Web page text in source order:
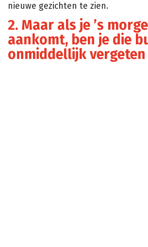
nieuwe gezichten te zien.
2. Maar als je ’s
aankomt, ben je die
onmiddellijk vergeten